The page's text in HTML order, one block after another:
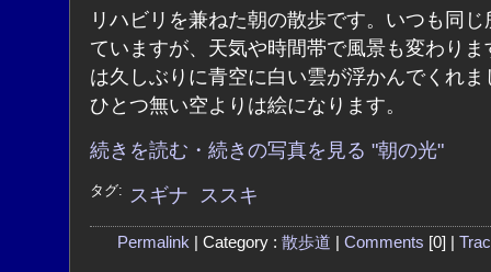
リハビリを兼ねた朝の散歩です。いつも同じ
ていますが、天気や時間帯で風景も変わりま
は久しぶりに青空に白い雲が浮かんでくれま
ひとつ無い空よりは絵になります。
続きを読む・続きの写真を見る "朝の光"
タグ: スギナ ススキ
Permalink | Category : 散歩道 Comments [0] |